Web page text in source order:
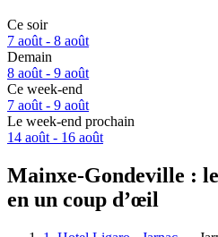
Ce soir
7 août - 8 août
Demain
8 août - 9 août
Ce week-end
7 août - 9 août
Le week-end prochain
14 août - 16 août
Mainxe-Gondeville :
en un coup d’œil